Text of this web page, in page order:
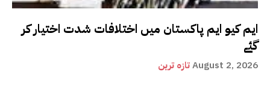
ایم کیو ایم پاکستان میں اختلافات شدت اختیار کر
گئے
تازہ ترینAugust 2, 2026